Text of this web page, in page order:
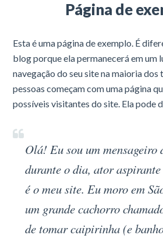
Página de
Esta é uma página de exemplo. É
blog porque ela permanecerá em um
navegação do seu site na maioria dos
pessoas começam com uma página
possíveis visitantes do site. Ela pode
Olá! Eu sou um mensageiro
durante o dia, ator
é o meu site. Eu moro em
um grande cachorro
de tomar caipirinha (e